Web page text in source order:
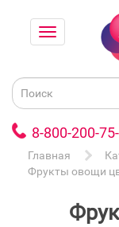
8-800-200-
Главная
Фрукты овощи